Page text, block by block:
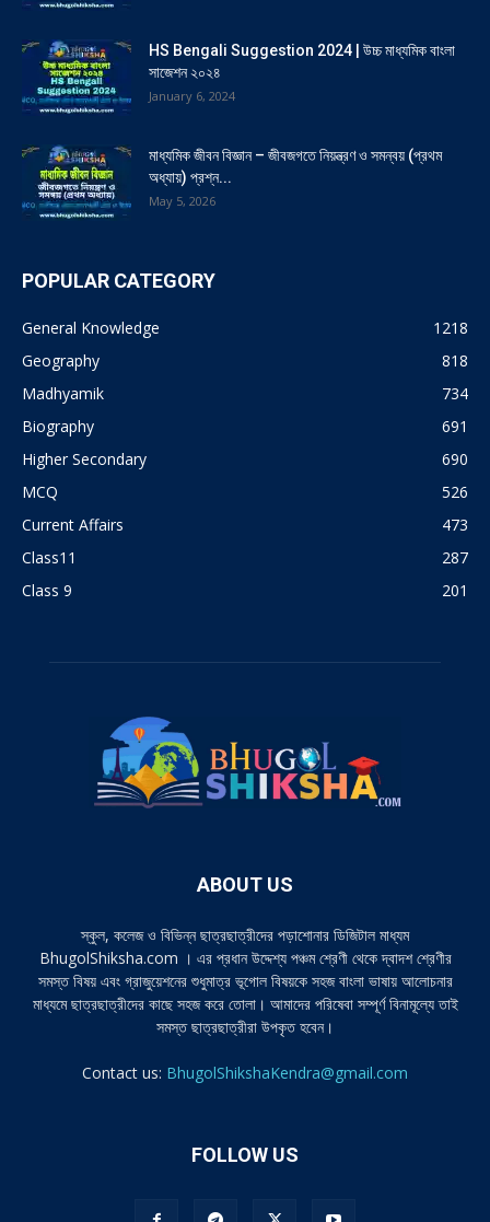
HS Bengali Suggestion 2024 | উচ্চ মাধ্যমিক বাংলা
সাজেশন ২০২৪
January 6, 2024
মাধ্যমিক জীবন বিজ্ঞান – জীবজগতে নিয়ন্ত্রণ ও সমন্বয় (প্রথম
অধ্যায়) প্রশ্ন...
May 5, 2026
POPULAR CATEGORY
General Knowledge
1218
Geography
818
Madhyamik
734
Biography
691
Higher Secondary
690
MCQ
526
Current Affairs
473
Class11
287
Class 9
201
ABOUT US
স্কুল, কলেজ ও বিভিন্ন ছাত্রছাত্রীদের পড়াশোনার ডিজিটাল মাধ্যম
BhugolShiksha.com । এর প্রধান উদ্দেশ্য পঞ্চম শ্রেণী থেকে দ্বাদশ শ্রেণীর
সমস্ত বিষয় এবং গ্রাজুয়েশনের শুধুমাত্র ভূগোল বিষয়কে সহজ বাংলা ভাষায় আলোচনার
মাধ্যমে ছাত্রছাত্রীদের কাছে সহজ করে তোলা। আমাদের পরিষেবা সম্পূর্ণ বিনামূল্যে তাই
সমস্ত ছাত্রছাত্রীরা উপকৃত হবেন।
Contact us: BhugolShikshaKendra@gmail.com
FOLLOW US